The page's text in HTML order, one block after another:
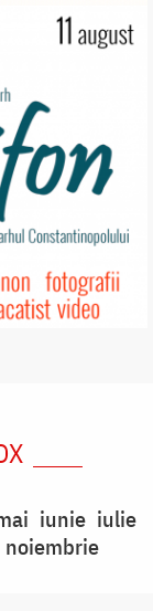
iunie iulie
noiembrie